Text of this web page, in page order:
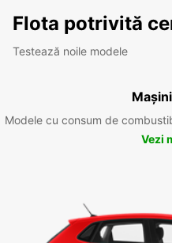
Flota potrivită
Testează noile modele
Modele cu consum de
Vezi